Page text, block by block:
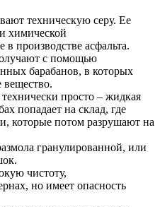
техническую серу. Ее
химической
производстве асфальта.
с помощью
барабанов, в которых
вещество.
просто – жидкая
попадает на склад, где
которые потом разрушают на
гранулированной, или
чистоту,
но имеет опасность